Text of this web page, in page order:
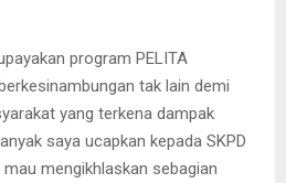
program PELITA
tak lain demi
yang terkena dampak
saya ucapkan kepada SKPD
mengikhlaskan sebagian